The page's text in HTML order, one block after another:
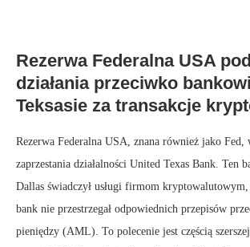
Rezerwa Federalna USA
działania przeciwko
Teksasie za transakcje
Rezerwa Federalna USA, znana również jako Fed,
zaprzestania działalności United Texas Bank. Ten
Dallas świadczył usługi firmom
bank nie przestrzegał odpowiednich przepisów
pieniędzy (AML). To polecenie jest częścią